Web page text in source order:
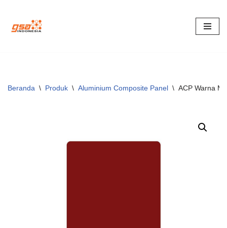
Lompat
Beranda \ Produk \ Aluminium Composite Panel \ ACP Warna